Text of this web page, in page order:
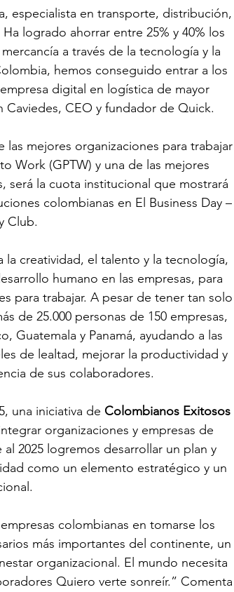
especialista en transporte, distribución,
logrado ahorrar entre 25% y 40% los
a través de la tecnología y la
hemos conseguido entrar a los
digital en logística de mayor
CEO y fundador de Quick.
mejores organizaciones para trabajar
Work (GPTW) y una de las mejores
será la cuota institucional que mostrará
colombianas en El Business Day –
Club.
la creatividad, el talento y la tecnología,
humano en las empresas, para
para trabajar. A pesar de tener tan solo
de 25.000 personas de 150 empresas,
Guatemala y Panamá, ayudando a las
de lealtad, mejorar la productividad y
de sus colaboradores.
una iniciativa de Colombianos Exitosos
organizaciones y empresas de
2025 logremos desarrollar un plan y
como un elemento estratégico y un
colombianas en tomarse los
más importantes del continente, un
organizacional. El mundo necesita
Quiero verte sonreír.” Comenta